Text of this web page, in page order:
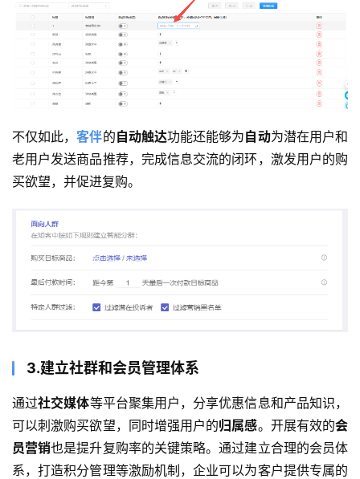
不仅如此，客伴的自动触达功能还能够为自动为潜在用户和
老用户发送商品推荐，完成信息交流的闭环，激发用户的购
买欲望，并促进复购。
3.建立社群和会员管理体系
通过社交媒体等平台聚集用户，分享优惠信息和产品知识，
可以刺激购买欲望，同时增强用户的归属感。开展有效的会
员营销也是提升复购率的关键策略。通过建立合理的会员体
系，打造积分管理等激励机制，企业可以为客户提供专属的